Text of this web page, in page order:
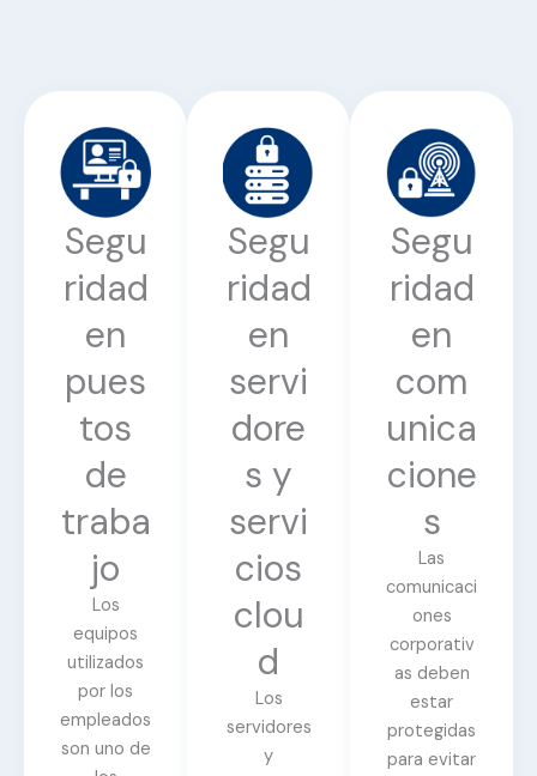
Segu
ridad
en
pues
tos
de
traba
jo
Los
equipos
utilizados
por los
empleados
son uno de
Segu
ridad
en
servi
dore
s y
servi
cios
clou
d
Los
servidores
y
Segu
ridad
en
com
unica
cione
s
Las
comunicaci
ones
corporativ
as deben
estar
protegidas
para evitar